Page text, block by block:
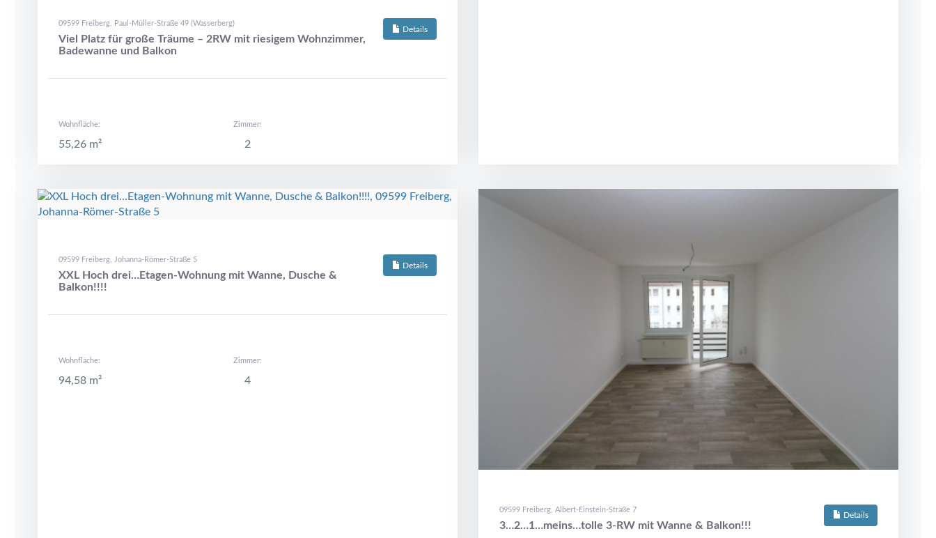
Details
09599 Freiberg, Paul-Müller-Straße 49 (Wasserberg)
Viel Platz für große Träume – 2RW mit riesigem Wohnzimmer,
Badewanne und Balkon
Wohnfläche:
55,26 m²
Zimmer:
2
Details
09599 Freiberg, Johanna-Römer-Straße 5
XXL Hoch drei…Etagen-Wohnung mit Wanne, Dusche &
Balkon!!!!
Wohnfläche:
94,58 m²
Zimmer:
4
Details
09599 Freiberg, Albert-Einstein-Straße 7
3…2…1…meins…tolle 3-RW mit Wanne & Balkon!!!